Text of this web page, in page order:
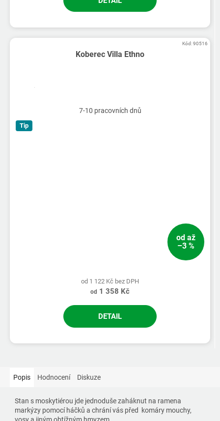
Koberec Villa Ethno
7-10 pracovních dnů
Tip
od až
–3 %
od 1 122 Kč bez DPH
od 1 358 Kč
DETAIL
Kód:90516
Popis Hodnocení Diskuze
Stan s moskytiérou jde jednoduše zaháknut na ramena
markýzy pomocí háčků a chrání vás před komáry mouchy,